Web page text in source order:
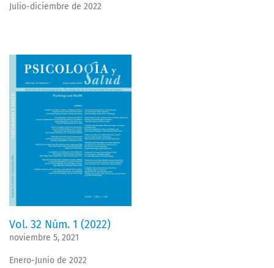
Julio-diciembre de 2022
Vol. 32 Núm. 1 (2022)
noviembre 5, 2021
Enero-Junio de 2022